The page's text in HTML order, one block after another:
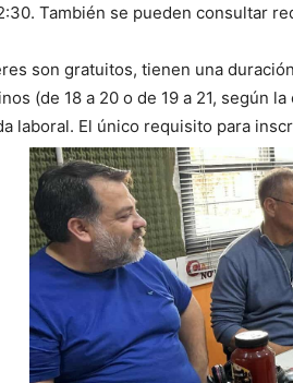
También se pueden consultar
son gratuitos, tienen una
(de 18 a 20 o de 19 a 21, según
laboral. El único requisito para